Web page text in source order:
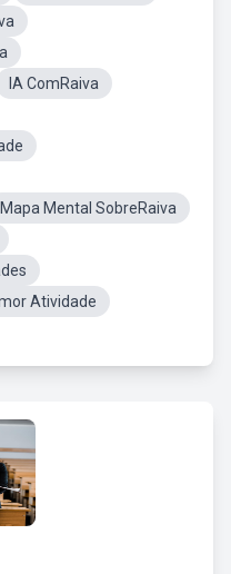
IA ComRaiva
Mapa Mental SobreRaiva
Atividade